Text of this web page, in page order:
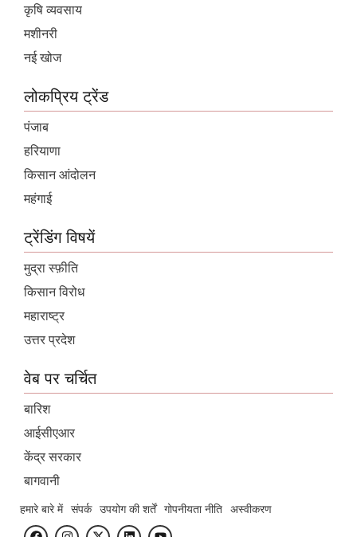
मशीनरी
नई खोज
पंजाब
हरियाणा
किसान आंदोलन
महंगाई
मुद्रा स्फ़ीति
किसान विरोध
महाराष्ट्र
उत्तर प्रदेश
बारिश
आईसीएआर
केंद्र सरकार
बागवानी